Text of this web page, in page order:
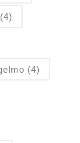
(4)
(4)